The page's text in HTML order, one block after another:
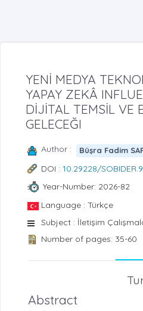
YENİ MEDYA
YAPAY ZEKÂ
DİJİTAL TEMSİL VE
GELECEĞI
Author : Büşra Fadim
DOI : 10.29228/
Year-Number: 2026-82
Language : Türkçe
Subject : İletişim
Number of pages: 35-60
Abstract